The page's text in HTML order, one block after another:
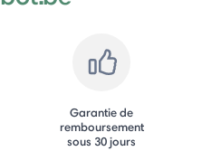
Garantie de
remboursement
sous 30 jours